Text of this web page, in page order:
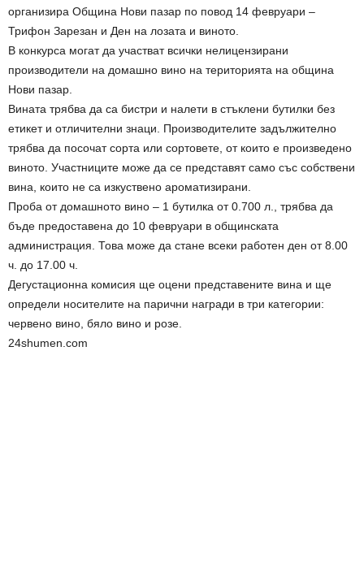
организира Община Нови пазар по повод 14 февруари –
Трифон Зарезан и Ден на лозата и виното.
В конкурса могат да участват всички нелицензирани
производители на домашно вино на територията на община
Нови пазар.
Вината трябва да са бистри и налети в стъклени бутилки без
етикет и отличителни знаци. Производителите задължително
трябва да посочат сорта или сортовете, от които е произведено
виното. Участниците може да се представят само със собствени
вина, които не са изкуствено ароматизирани.
Проба от домашното вино – 1 бутилка от 0.700 л., трябва да
бъде предоставена до 10 февруари в общинската
администрация. Това може да стане всеки работен ден от 8.00
ч. до 17.00 ч.
Дегустационна комисия ще оцени представените вина и ще
определи носителите на парични награди в три категории:
червено вино, бяло вино и розе.
24shumen.com